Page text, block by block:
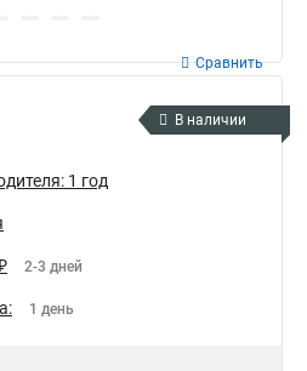
Сравнить
В наличии
1 год
2-3 дней
1 день